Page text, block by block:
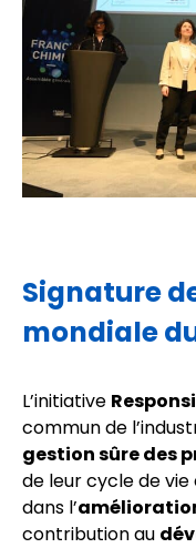
Signature
mondiale
L’initiative
commun de
gestion sûre des
de leur cycle de
dans l’
contribution au